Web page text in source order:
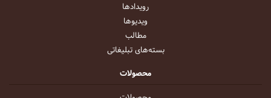
رویداد‌ها
ویدیو‌ها
مطالب
بسته‌های تبلیغاتی
محصولات